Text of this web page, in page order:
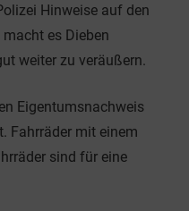
Hinweise auf den
es Dieben
weiter zu veräußern.
Eigentumsnachweis
Fahrräder mit einem
sind für eine